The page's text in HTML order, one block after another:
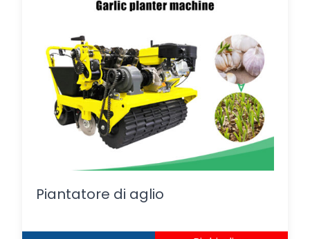
Piantatore di aglio